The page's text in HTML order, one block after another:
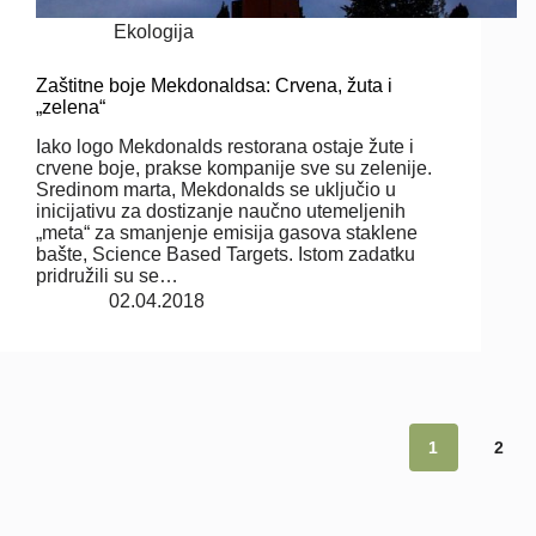
Ekologija
Zaštitne boje Mekdonaldsa: Crvena, žuta i
„zelena“
Iako logo Mekdonalds restorana ostaje žute i
crvene boje, prakse kompanije sve su zelenije.
Sredinom marta, Mekdonalds se uključio u
inicijativu za dostizanje naučno utemeljenih
„meta“ za smanjenje emisija gasova staklene
bašte, Science Based Targets. Istom zadatku
pridružili su se…
02.04.2018
1 2